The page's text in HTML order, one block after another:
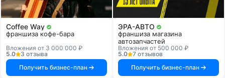
Coffee Way
франшиза кофе-бара
Вложения от 3 000 000 ₽
5.0
3 отзыва
Получить бизнес-план
ЭРА-АВТО
франшиза магазина
автозапчастей
Вложения от 500 000 ₽
5.0
7 отзывов
Получить бизнес-план